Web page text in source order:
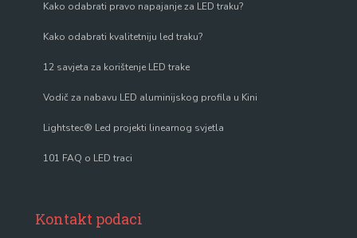
Kako odabrati pravo napajanje za LED traku?
Kako odabrati kvalitetniju led traku?
12 savjeta za korištenje LED trake
Vodič za nabavu LED aluminijskog profila u Kini
Lightstec® Led projekti linearnog svjetla
101 FAQ o LED traci
Kontakt podaci